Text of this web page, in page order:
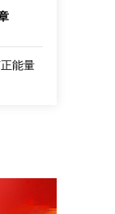
能量